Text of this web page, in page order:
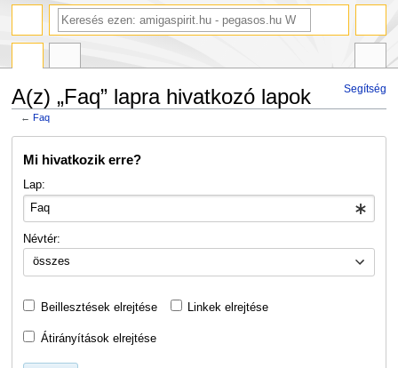
Segítség
A(z) „Faq” lapra hivatkozó lapok
←Faq
Mi hivatkozik erre?
Lap:
Névtér:
összes
Beillesztések elrejtése Linkek elrejtése
Átirányítások elrejtése